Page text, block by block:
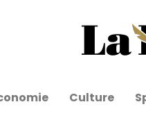
Culture